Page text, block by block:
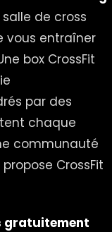
salle de cross
vous entraîner
box CrossFit
par des
chaque
communauté
CrossFit
gratuitement